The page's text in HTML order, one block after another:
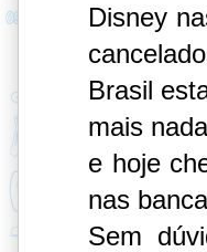
Disney
Brasil
mais
e hoje
nas
Sem